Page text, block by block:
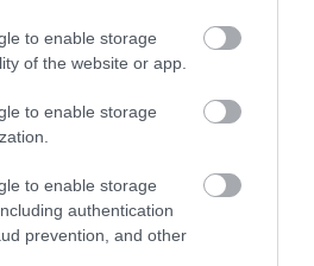
to enable storage
of the website or app.
to enable storage
to enable storage
authentication
prevention, and other
ügyfélkiszolgálási rendszereinek
ismét teljeskörűen